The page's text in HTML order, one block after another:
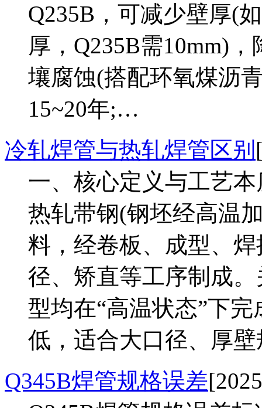
Q235B，可减少壁厚(
厚，Q235B需10mm)
壤腐蚀(搭配环氧煤沥
15~20年;…
冷轧焊管与热轧焊管区别
一、核心定义与工艺
热轧带钢(钢坯经高温
料，经卷板、成型、
径、矫直等工序制成
型均在“高温状态”下
低，适合大口径、厚
Q345B焊管规格误差